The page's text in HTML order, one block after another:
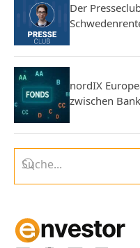
Der
nordIX
zwischen